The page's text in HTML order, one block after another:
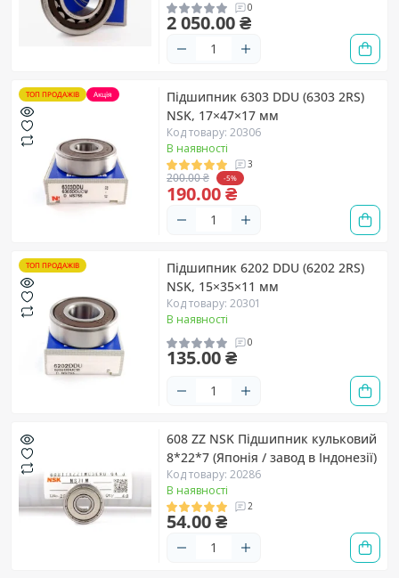
0
2 050.00 ₴
ТОП ПРОДАЖІВ Акція
Підшипник 6303 DDU (6303 2RS)
NSK, 17×47×17 мм
Код товару: 20306
В наявності
3
200.00 ₴ -5%
190.00 ₴
ТОП ПРОДАЖІВ
Підшипник 6202 DDU (6202 2RS)
NSK, 15×35×11 мм
Код товару: 20301
В наявності
0
135.00 ₴
608 ZZ NSK Підшипник кульковий
8*22*7 (Японія / завод в Індонезії)
Код товару: 20286
В наявності
2
54.00 ₴